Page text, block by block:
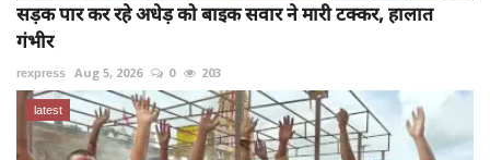
सड़क पार कर रहे अधेड़ को बाइक सवार ने मारी टक्कर, हालात
गंभीर
rexpress Aug 5, 2026 0 203
latest